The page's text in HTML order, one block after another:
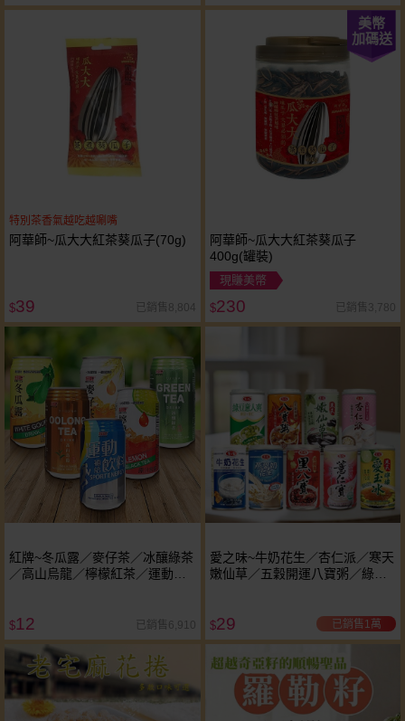
特別茶香氣越吃越唰嘴
阿華師~瓜大大紅茶葵瓜子(70g)
$39 已銷售8,804
美幣
加碼送
阿華師~瓜大大紅茶葵瓜子
400g(罐裝)
現賺美幣
$230 已銷售3,780
紅牌~冬瓜露／麥仔茶／冰釀綠茶
／高山烏龍／檸檬紅茶／運動補
$12 已銷售6,910
愛之味~牛奶花生／杏仁派／寒天
嫩仙草／五穀開運八寶粥／綠豆
(340g) 款式可選 ※限宅配
$29 已銷售1萬